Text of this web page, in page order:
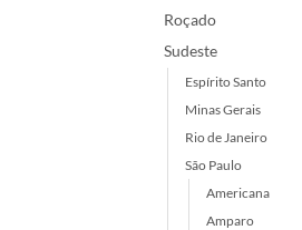
Roçado
Sudeste
Espírito Santo
Minas Gerais
Rio de Janeiro
São Paulo
Americana
Amparo